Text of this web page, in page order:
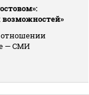
отношении
— СМИ